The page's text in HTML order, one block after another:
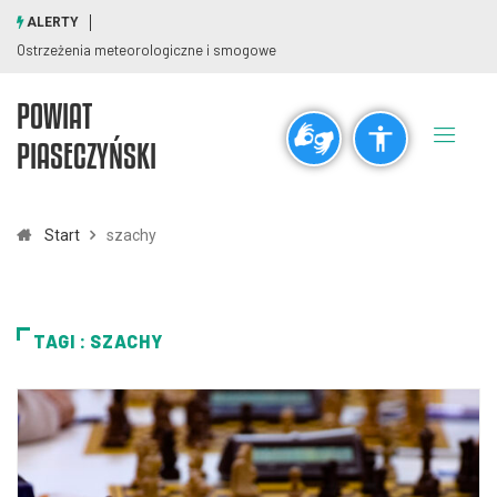
visibility_off title
Pomniejsz
Czcionki
remove_circle_outline add_circle_outline
ALERTY
Ostrzeżenia meteorologiczne i smogowe
POWIAT
PIASECZYŃSKI
Start szachy
TAGI : SZACHY